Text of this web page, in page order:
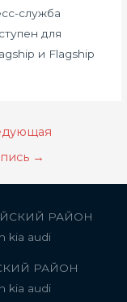
служба
для
и Flagship
→
РАЙОН
kia audi
РАЙОН
kia audi